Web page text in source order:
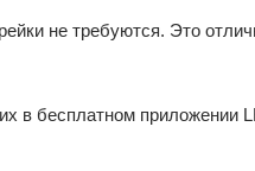
не требуются. Это
в бесплатном приложении